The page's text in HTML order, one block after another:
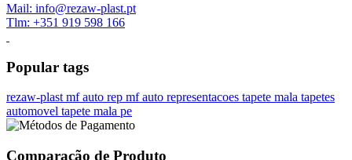
Mail: info@rezaw-plast.pt
Tlm: +351 919 598 166
Popular tags
rezaw-plast mf auto rep mf auto representacoes tapete mala tapetes
automovel tapete mala pe
Comparação de Produto